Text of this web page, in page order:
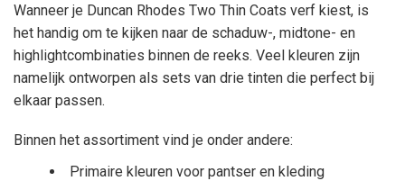
Wanneer je Duncan Rhodes Two Thin Coats verf kiest, is
het handig om te kijken naar de schaduw-, midtone- en
highlightcombinaties binnen de reeks. Veel kleuren zijn
namelijk ontworpen als sets van drie tinten die perfect bij
elkaar passen.
Binnen het assortiment vind je onder andere:
Primaire kleuren voor pantser en kleding